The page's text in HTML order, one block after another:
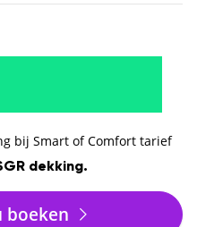
bij Smart of Comfort tarief
dekking.
boeken